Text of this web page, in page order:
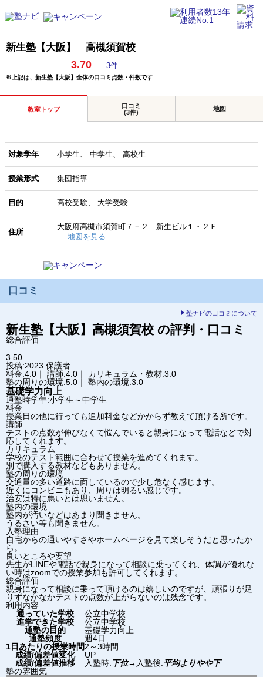
新生塾【大阪】 高槻須賀校
3.70 3件
※上記は、新生塾【大阪】全体の口コミ点数・件数です
教室トップ
口コミ
(3件)
地図
対象学年 小学生 中学生 高校生
授業形式 集団指導
目的 高校受験 大学受験
住所
大阪府高槻市須賀町７－２ 新生ビル１・２Ｆ
地図を見る
口コミ
塾ナビの口コミについて
新生塾【大阪】 高槻須賀校 の評判・口コミ
総合評価
3.50
投稿:2023 保護者
料金:4.0｜ 講師:4.0｜ カリキュラム・教材:3.0
塾の周りの環境:5.0｜ 塾内の環境:3.0
基礎学力向上
通塾時学年:小学生～中学生
料金
授業日の他に行っても追加料金などかからず教えて頂ける所です。
講師
テストの点数が伸びなくて悩んでいると親身になって電話などで対
応してくれます。
カリキュラム
学校のテスト範囲に合わせて授業を進めてくれます。
別で購入する教材などもありません。
塾の周りの環境
交通量の多い道路に面しているので少し危なく感じます。
近くにコンビニもあり、周りは明るい感じです。
治安は特に悪いとは思いません。
塾内の環境
塾内が汚いなどはあまり聞きません。
うるさい等も聞きません。
入塾理由
自宅からの通いやすさやホームページを見て楽しそうだと思ったか
ら。
良いところや要望
先生がLINEや電話で親身になって相談に乗ってくれ、体調が優れな
い時はzoomでの授業参加も許可してくれます。
総合評価
親身になって相談に乗って頂けるのは嬉しいのですが、頑張りが足
りずなかなかテストの点数が上がらないのは残念です。
利用内容
通っていた学校
公立中学校
進学できた学校
公立中学校
通塾の目的
基礎学力向上
通塾頻度
週4日
1日あたりの授業時間2～3時間
成績/偏差値変化
UP
成績/偏差値推移
入塾時:下位→ 入塾後:平均よりやや下
塾の雰囲気